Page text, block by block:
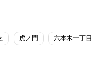
虎ノ門 六本木一丁目